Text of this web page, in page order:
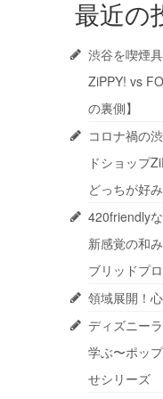
最近の
渋谷を喫煙
ZiPPY! vs
の裏側】
コロナ禍の
ドショップ
どっちが好
420friendly
新感覚の和
ブリッドプ
領域展開！
ディズニー
学ぶ〜ポッ
せシリーズ